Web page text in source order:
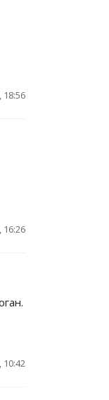
18:56
16:26
10:42